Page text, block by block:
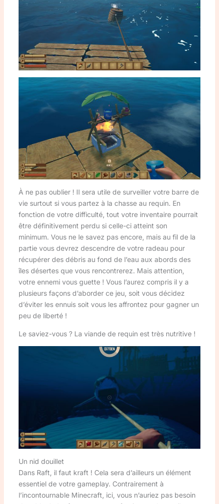
À ne pas oublier ! Il sera utile de surveiller votre barre de
vie surtout si vous partez à la chasse au requin. En
fonction de votre difficulté, tout votre inventaire pourrait
être définitivement perdu si celle-ci atteint son
minimum. Vous ne le savez pas encore, mais au fil de la
partie vous devrez descendre de votre radeau pour
récupérer des débris au fond de l’eau aux abords des
îles désertes que vous rencontrerez. Mais attention,
votre ennemi vous guette ! Vous l’aurez compris il y a
plusieurs façons d’aborder ce jeu, soit vous décidez
d’éviter les ennuis soit vous les affrontez pour gagner un
peu de liberté !
Le saviez-vous ? La viande de requin est très nutritive !
Un nid douillet
Dans Raft, il faut kraft ! Cela sera d’ailleurs un élément
essentiel de votre gameplay. Contrairement à
l’incontournable Minecraft, ici, vous n’auriez pas besoin